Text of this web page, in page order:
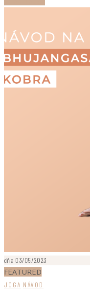
dňa 03/05/2023
FEATURED
JOGA NÁVOD